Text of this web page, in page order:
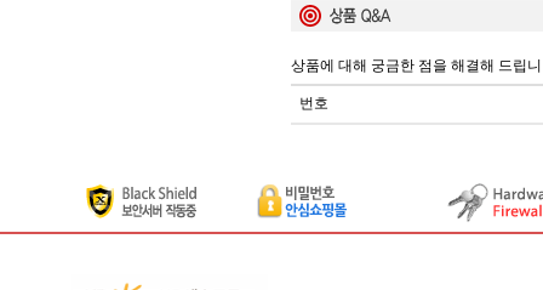
상품에 대해 궁금한 점을 해결해 드립
번호